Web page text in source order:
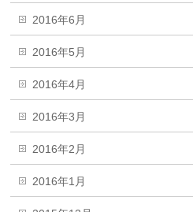
2016年6月
2016年5月
2016年4月
2016年3月
2016年2月
2016年1月